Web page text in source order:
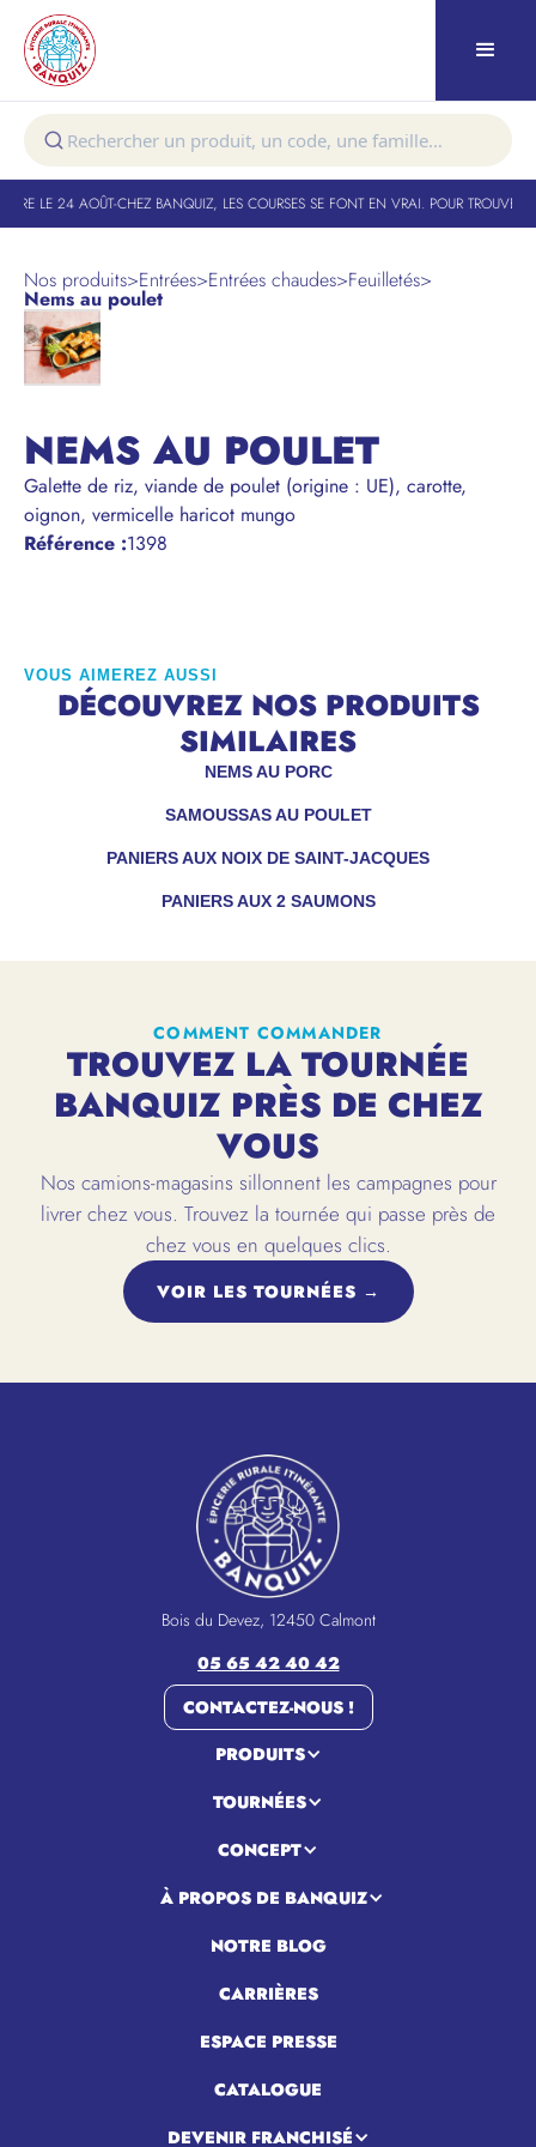
LE 24 AOÛT-CHEZ BANQUIZ, LES COURSES SE FONT EN VRAI. POUR TROUVER
Nos produits>Entrées>Entrées chaudes>Feuilletés>
Nems au poulet
NEMS AU POULET
Galette de riz, viande de poulet (origine : UE), carotte,
oignon, vermicelle haricot mungo
Référence :1398
VOUS AIMEREZ AUSSI
DÉCOUVREZ NOS PRODUITS
SIMILAIRES
NEMS AU PORC
PANIERS AUX NOIX DE SAINT-JACQUES
PANIERS AUX 2 SAUMONS
SAMOUSSAS AU POULET
COMMENT COMMANDER
TROUVEZ LA TOURNÉE
BANQUIZ PRÈS DE CHEZ
VOUS
Nos camions-magasins sillonnent les campagnes pour
livrer chez vous. Trouvez la tournée qui passe près de
chez vous en quelques clics.
VOIR LES TOURNÉES →
Bois du Devez, 12450 Calmont
05 65 42 40 42
CONTACTEZ-NOUS !
PRODUITS
TOURNÉES
CONCEPT
À PROPOS DE BANQUIZ
NOTRE BLOG
CARRIÈRES
ESPACE PRESSE
CATALOGUE
DEVENIR FRANCHISÉ